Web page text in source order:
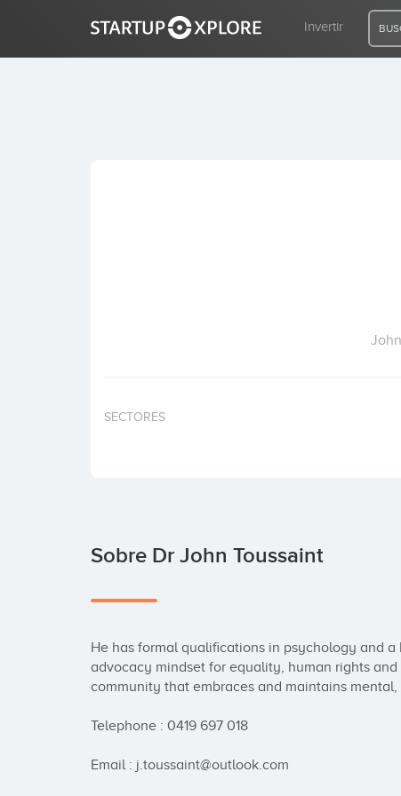
Invertir
SECTORES
Sobre Dr John Toussaint
He has formal qualifications in psychology and a
advocacy mindset for equality, human rights
community that embraces and maintains
Telephone : 0419 697 018
Email : j.toussaint@outlook.com